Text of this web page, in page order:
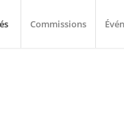
Commissions